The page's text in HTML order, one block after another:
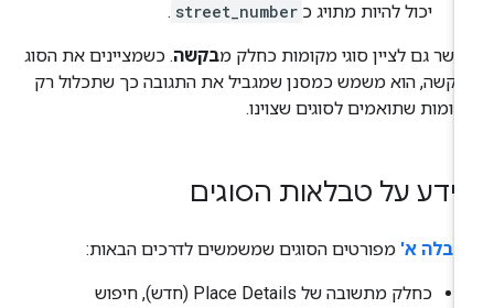
יכול להיות מתויג כ street_number
.
גם לציין סוגי מקומות כחלק מבקשה. כשמציינים את הסוג
הוא משמש כמסנן שמגביל את התגובה כך שתכלול רק
שתואמים לסוגים שצוינו.
על טבלאות הסוגים
א'מפורטים הסוגים שמשמשים לדרכים הבאות:
כחלק מתשובה של Place Details (חדש), חיפוש